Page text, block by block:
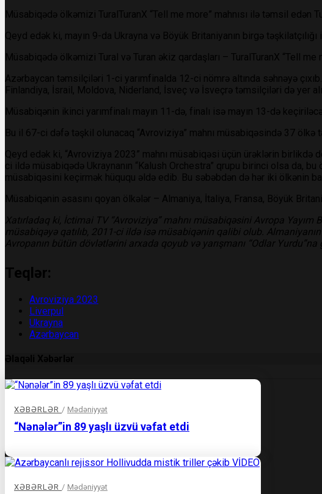
Müsabiqədə ölkəmizi TuralTuranX “Tell me more” mahnısı ilə təmsil edən
Qeyd edək ki, mayın 9-da Ukrayna və Böyük Britaniyanın birgə
Müsabiqədə ölkəmizi Tural və Turan əkiz qardaşları – TuralTuranX “Tell me
Azərbaycan təmsilçiləri 1-ci yarımfinalda 12-ci nömrə altında səhnəyə
Finlandiya, İsrail, Moldova, Niderland, İsveç və İsveçrə təmsilçiləri də yer
Müsabiqənin ikinci yarımfinalı mayın 11-də, finalı isə mayın 13-də
Bu il 67-ci dəfə təşkil olunacaq “Avroviziya” mahnı müsabiqəsində 37 ölkə
Qeyd edək ki, “Avroviziya 2023” mahnı müsabiqəsi üçün ürəklərin
ci ildə müsabiqədə Ukraynanın “Kalush Orchestra” qrupu birinci olsa da,
müsabiqəsini keçirmək hüququ əldə edib. Bu səbəbdən də hər iki ölkənin
Müsabiqənin əsasını qoyan ölkələr – Almaniya, İtaliya, Fransa, Böyük
Xatırladaq ki, İctimai TV “Avroviziya” mahnı müsabiqəsini Avropa
müsabiqəyə qatılıb, 2011-ci ildə isə müsabiqənin qalibi olub.
Avropanın bütün dövlətlərini arxada qoyub və yarışmanı “Odlar Yurdu”na
Teqlər:
Avroviziya 2023
Liverpul
Ukrayna
Azərbaycan
Əlaqəli Xəbərlər
XƏBƏRLƏR / Mədəniyyət
“Nənələr”in 89 yaşlı üzvü vəfat etdi
XƏBƏRLƏR / Mədəniyyət